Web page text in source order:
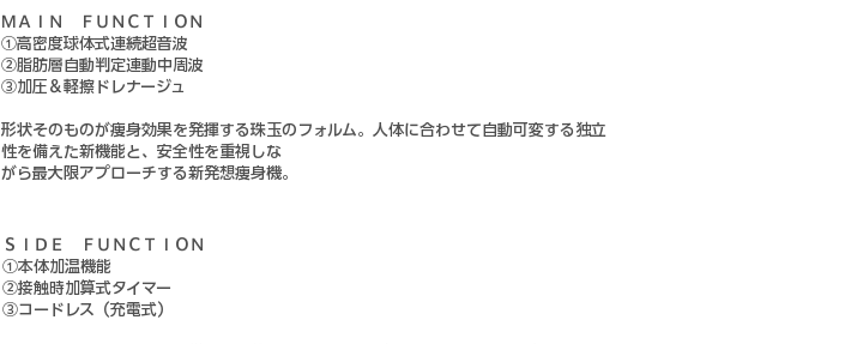
ＭＡＩＮ ＦＵＮＣＴＩＯＮ
①高密度球体式連続超音波
②脂肪層自動判定連動中周波
③加圧＆軽擦ドレナージュ
形状そのものが痩身効果を発揮する珠玉の フォルム。人体に合わせて自動可変する独立
性を備えた新機能と、安全性を重視しな
​がら最大限アプローチする新発想痩身機。
ＳＩＤＥ ＦＵＮＣＴＩＯＮ
①本体加温機能
②接触時加算式タイマー
③コードレス（充電式）